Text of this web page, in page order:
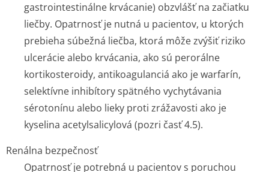
gastrointestinálne krvácanie) obzvlášť na začiatku
liečby. Opatrnosť je nutná u pacientov, u ktorých
prebieha súbežná liečba, ktorá môže zvýšiť riziko
ulcerácie alebo krvácania, ako sú perorálne
kortikosteroidy, antikoagulanciá ako je warfarín,
selektívne inhibítory spätného vychytávania
sérotonínu alebo lieky proti zrážavosti ako je
kyselina acetylsalicylová (pozri časť 4.5).
Renálna bezpečnosť
Opatrnosť je potrebná u pacientov s poruchou